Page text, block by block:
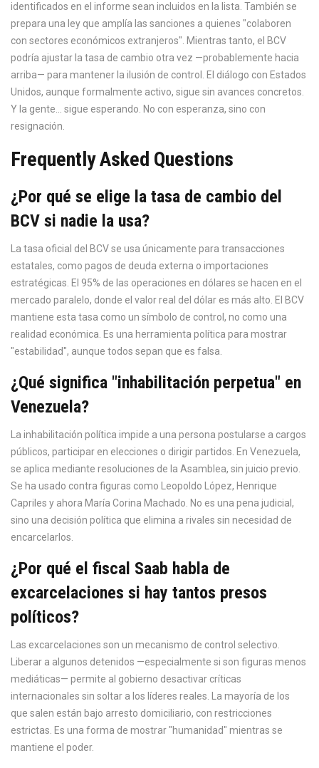
identificados en el informe sean incluidos en la lista. También se
prepara una ley que amplía las sanciones a quienes "colaboren
con sectores económicos extranjeros". Mientras tanto, el BCV
podría ajustar la tasa de cambio otra vez —probablemente hacia
arriba— para mantener la ilusión de control. El diálogo con Estados
Unidos, aunque formalmente activo, sigue sin avances concretos.
Y la gente… sigue esperando. No con esperanza, sino con
resignación.
Frequently Asked Questions
¿Por qué se elige la tasa de cambio del
BCV si nadie la usa?
La tasa oficial del BCV se usa únicamente para transacciones
estatales, como pagos de deuda externa o importaciones
estratégicas. El 95% de las operaciones en dólares se hacen en el
mercado paralelo, donde el valor real del dólar es más alto. El BCV
mantiene esta tasa como un símbolo de control, no como una
realidad económica. Es una herramienta política para mostrar
"estabilidad", aunque todos sepan que es falsa.
¿Qué significa "inhabilitación perpetua" en
Venezuela?
La inhabilitación política impide a una persona postularse a cargos
públicos, participar en elecciones o dirigir partidos. En Venezuela,
se aplica mediante resoluciones de la Asamblea, sin juicio previo.
Se ha usado contra figuras como Leopoldo López, Henrique
Capriles y ahora María Corina Machado. No es una pena judicial,
sino una decisión política que elimina a rivales sin necesidad de
encarcelarlos.
¿Por qué el fiscal Saab habla de
excarcelaciones si hay tantos presos
políticos?
Las excarcelaciones son un mecanismo de control selectivo.
Liberar a algunos detenidos —especialmente si son figuras menos
mediáticas— permite al gobierno desactivar críticas
internacionales sin soltar a los líderes reales. La mayoría de los
que salen están bajo arresto domiciliario, con restricciones
estrictas. Es una forma de mostrar "humanidad" mientras se
mantiene el poder.